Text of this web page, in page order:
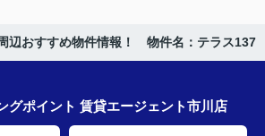
辺おすすめ物件情報！ 物件名：テラス137
グポイント 賃貸エージェント市川店